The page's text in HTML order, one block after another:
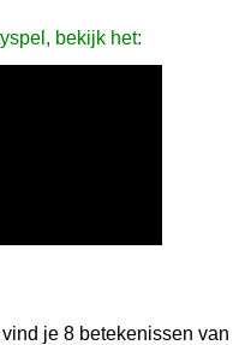
bekijk het:
je 8 betekenissen van